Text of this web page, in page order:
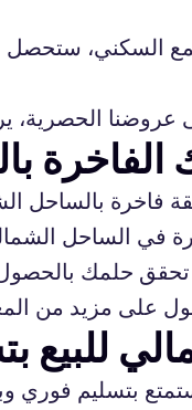
السكني، ستحصل
الحصرية،
فاخرة بالساحل
في الساحل
حلمك بالحصول
على مزيد من
بتسليم فوري